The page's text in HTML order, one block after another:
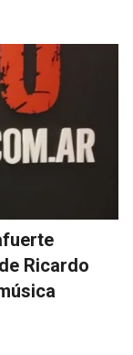
Ricardo